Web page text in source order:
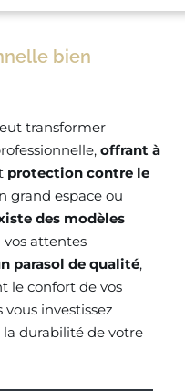
bien
transformer
offrant à
protection contre le
grand espace ou
des modèles
attentes
parasol de qualité,
le confort de vos
investissez
la durabilité de votre